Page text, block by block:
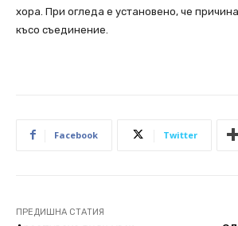
хора. При огледа е установено, че
късо съединение.
Facebook Twitter
ПРЕДИШНА СТАТИЯ